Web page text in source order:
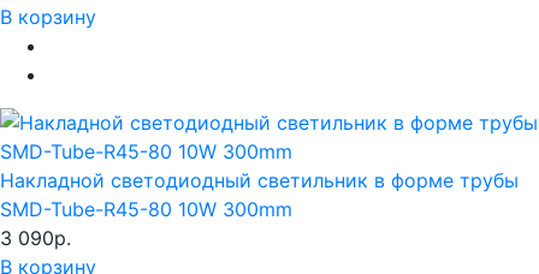
В корзину
Накладной светодиодный светильник в форме трубы
SMD-Tube-R45-80 10W 300mm
3 090р.
В корзину